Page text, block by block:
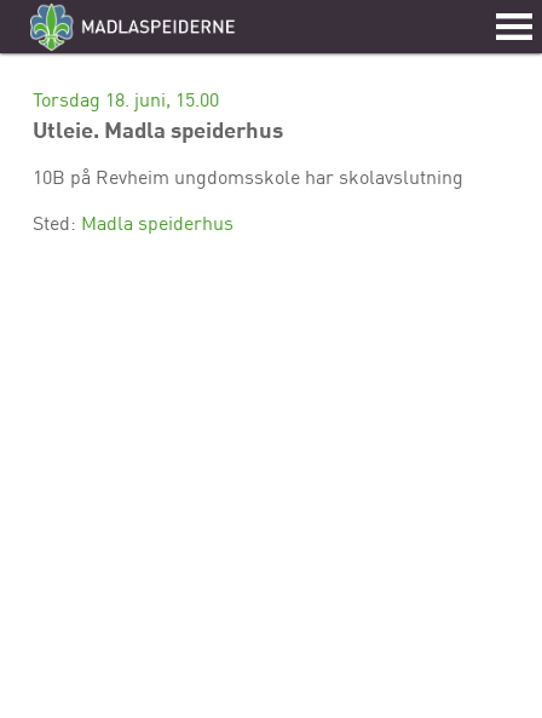
Torsdag 18. juni, 15.00
Utleie. Madla speiderhus
10B på Revheim ungdomsskole har skolavslutning
Sted: Madla speiderhus